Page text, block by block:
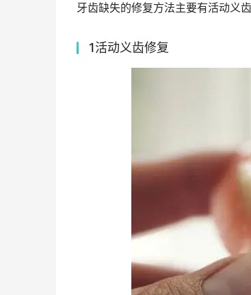
牙齿缺失的修复方法主要有活动义
1活动义齿修复